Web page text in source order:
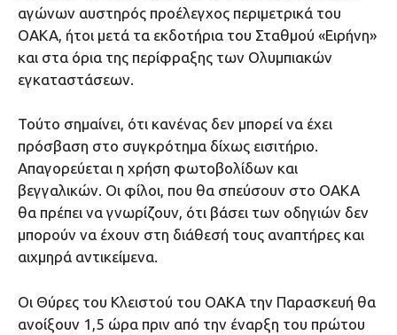
αγώνων αυστηρός προέλεγχος περιμετρικά του
ΟΑΚΑ, ήτοι μετά τα εκδοτήρια του Σταθμού «Ειρήνη»
και στα όρια της περίφραξης των Ολυμπιακών
εγκαταστάσεων.
Τούτο σημαίνει, ότι κανένας δεν μπορεί να έχει
πρόσβαση στο συγκρότημα δίχως εισιτήριο.
Απαγορεύεται η χρήση φωτοβολίδων και
βεγγαλικών. Οι φίλοι, που θα σπεύσουν στο ΟΑΚΑ
θα πρέπει να γνωρίζουν, ότι βάσει των οδηγιών δεν
μπορούν να έχουν στη διάθεσή τους αναπτήρες και
αιχμηρά αντικείμενα.
Οι Θύρες του Κλειστού του ΟΑΚΑ την Παρασκευή θα
ανοίξουν 1,5 ώρα πριν από την έναρξη του πρώτου